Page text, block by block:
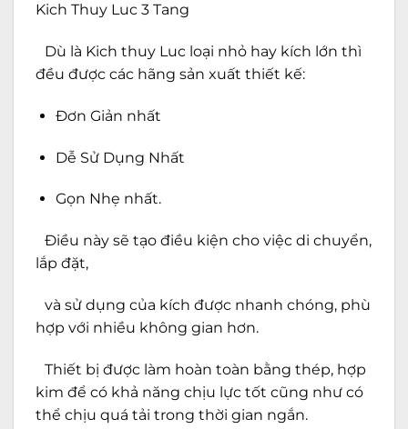
Kich Thuy Luc 3 Tang
Dù là Kich thuy Luc loại nhỏ hay kích lớn thì
đều được các hãng sản xuất thiết kế:
Đơn Giản nhất
Dễ Sử Dụng Nhất
Gọn Nhẹ nhất.
Điều này sẽ tạo điều kiện cho việc di chuyển,
lắp đặt,
và sử dụng của kích được nhanh chóng, phù
hợp với nhiều không gian hơn.
Thiết bị được làm hoàn toàn bằng thép, hợp
kim để có khả năng chịu lực tốt cũng như có
thể chịu quá tải trong thời gian ngắn.